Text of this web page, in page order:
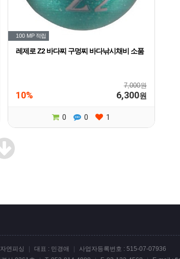
100 MP 적립
레제로 Z2 바다찌 구멍찌 바다낚시채비 소품
7,000원
10% 6,300원
0 0 1
연피싱 | 대표 : 민경애 |
사업자등록번호 : 515-07-07936